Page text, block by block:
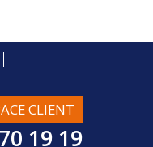
CLIENT
19 19